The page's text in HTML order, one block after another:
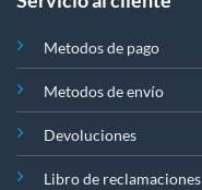
Metodos de pago
Metodos de envío
Devoluciones
Libro de reclamaciones